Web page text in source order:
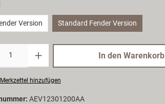
Version Standard Fender Version
In den Warenkorb
hinzufügen
AEV12301200AA